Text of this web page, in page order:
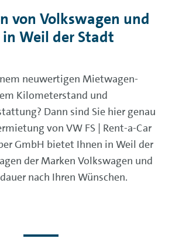
von Volkswagen und
Weil der Stadt
neuwertigen Mietwagen-
Kilometerstand und
Dann sind Sie hier genau
von VW FS | Rent-a-Car
GmbH bietet Ihnen in Weil der
der Marken Volkswagen und
nach Ihren Wünschen.